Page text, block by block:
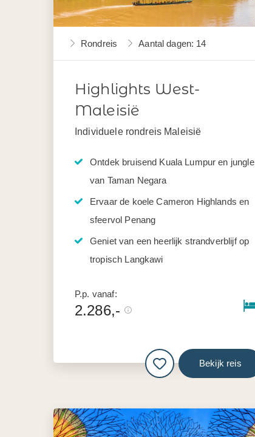
Rondreis Aantal dagen: 14
Highlights West-
Maleisië
Individuele rondreis Maleisië
Ontdek bruisend Kuala Lumpur en jungle
van Taman Negara
Ervaar de koele Cameron Highlands en
sfeervol Penang
Geniet van een heerlijk strandverblijf op
tropisch Langkawi
P.p. vanaf:
2.286,-
Bekijk reis